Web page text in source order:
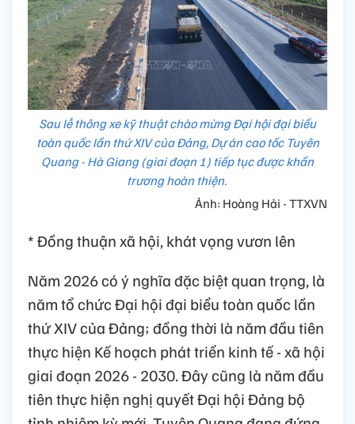
Sau lễ thông xe kỹ thuật chào mừng Đại hội đại biểu
toàn quốc lần thứ XIV của Đảng, Dự án cao tốc Tuyên
Quang - Hà Giang (giai đoạn 1) tiếp tục được khẩn
trương hoàn thiện.
Ảnh: Hoàng Hải - TTXVN
* Đồng thuận xã hội, khát vọng vươn lên
Năm 2026 có ý nghĩa đặc biệt quan trọng, là
năm tổ chức Đại hội đại biểu toàn quốc lần
thứ XIV của Đảng; đồng thời là năm đầu tiên
thực hiện Kế hoạch phát triển kinh tế - xã hội
giai đoạn 2026 - 2030. Đây cũng là năm đầu
tiên thực hiện nghị quyết Đại hội Đảng bộ